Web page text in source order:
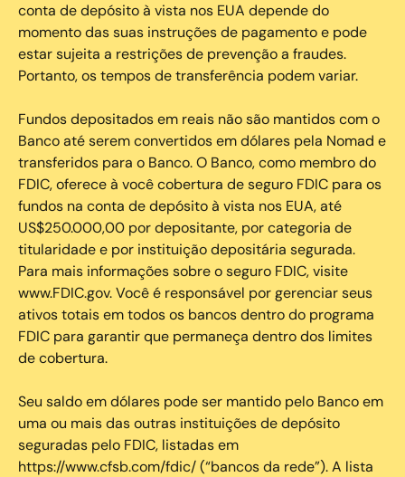
conta de depósito à vista nos EUA depende do
momento das suas instruções de pagamento e pode
estar sujeita a restrições de prevenção a fraudes.
Portanto, os tempos de transferência podem variar.
Fundos depositados em reais não são mantidos com o
Banco até serem convertidos em dólares pela Nomad e
transferidos para o Banco. O Banco, como membro do
FDIC, oferece à você cobertura de seguro FDIC para os
fundos na conta de depósito à vista nos EUA, até
US$250.000,00 por depositante, por categoria de
titularidade e por instituição depositária segurada.
Para mais informações sobre o seguro FDIC, visite
www.FDIC.gov. Você é responsável por gerenciar seus
ativos totais em todos os bancos dentro do programa
FDIC para garantir que permaneça dentro dos limites
de cobertura.
Seu saldo em dólares pode ser mantido pelo Banco em
uma ou mais das outras instituições de depósito
seguradas pelo FDIC, listadas em
https://www.cfsb.com/fdic/ (“bancos da rede”). A lista